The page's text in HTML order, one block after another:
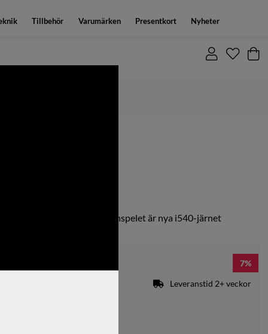
Tillbehör Varumärken Presentkort Nyheter
CUSTOM
längd med bra stopp på inspelet är nya i540-järnet
7
Leveranstid 2+ veckor